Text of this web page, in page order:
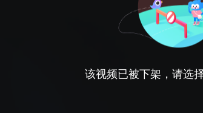
该视频已被下架，请选